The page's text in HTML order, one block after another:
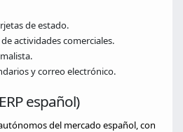
de estado.
actividades comerciales.
y correo electrónico.
español)
del mercado español, con